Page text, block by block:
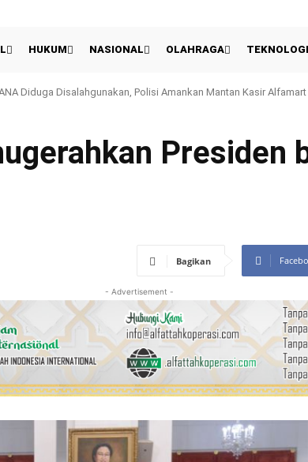
HUKUM NASIONAL OLAHRAGA TEKNOLOGI
Diduga Disalahgunakan, Polisi Amankan Mantan Kasir Alfamart
Pelatih & Kapten Persib Petik Sisi Positif
Presiden
Bagikan
- Advertisement -